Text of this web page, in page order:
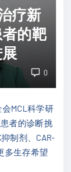
疗新
的靶
0
MCL科学研
者的诊断挑
制剂、CAR-
多生存希望